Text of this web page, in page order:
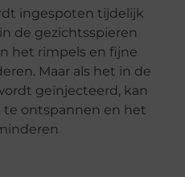
ingespoten tijdelijk
de gezichtsspieren
het rimpels en fijne
Maar als het in de
geïnjecteerd, kan
te ontspannen en het